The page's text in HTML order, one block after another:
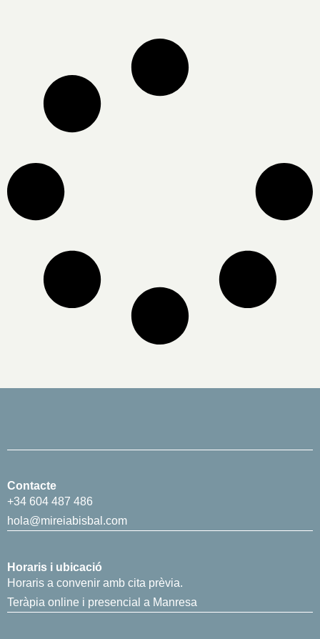
Contacte
+34 604 487 486
hola@mireiabisbal.com
Horaris i ubicació
Horaris a convenir amb cita prèvia.
Teràpia online i presencial a Manresa